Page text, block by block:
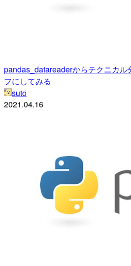
pandas_datareaderからテクニカル
フにしてみる
suto
2021.04.16